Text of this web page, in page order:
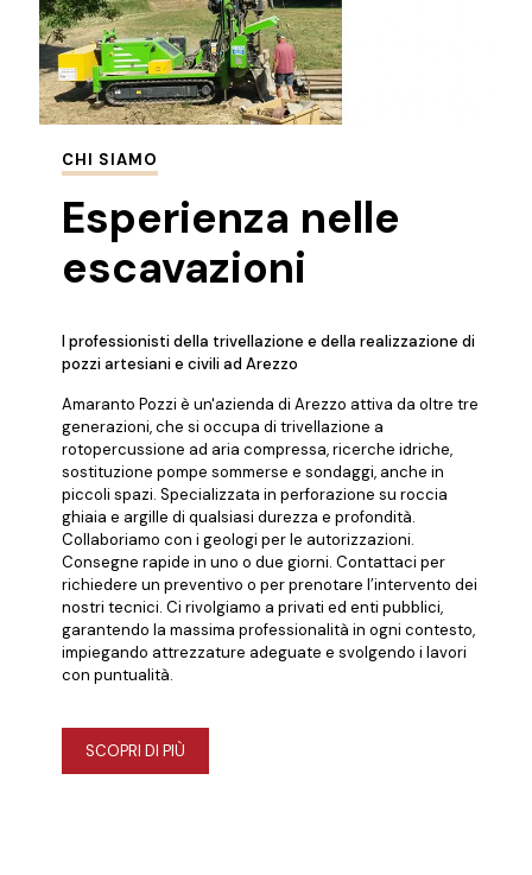
CHI SIAMO
Esperienza nelle
escavazioni
I professionisti della trivellazione e della realizzazione di
pozzi artesiani e civili ad Arezzo
Amaranto Pozzi è un'azienda di Arezzo attiva da oltre tre
generazioni, che si occupa di trivellazione a
rotopercussione ad aria compressa, ricerche idriche,
sostituzione pompe sommerse e sondaggi, anche in
piccoli spazi. Specializzata in perforazione su roccia
ghiaia e argille di qualsiasi durezza e profondità.
Collaboriamo con i geologi per le autorizzazioni.
Consegne rapide in uno o due giorni. Contattaci per
richiedere un preventivo o per prenotare l’intervento dei
nostri tecnici. Ci rivolgiamo a privati ed enti pubblici,
garantendo la massima professionalità in ogni contesto,
impiegando attrezzature adeguate e svolgendo i lavori
con puntualità.
SCOPRI DI PIÙ